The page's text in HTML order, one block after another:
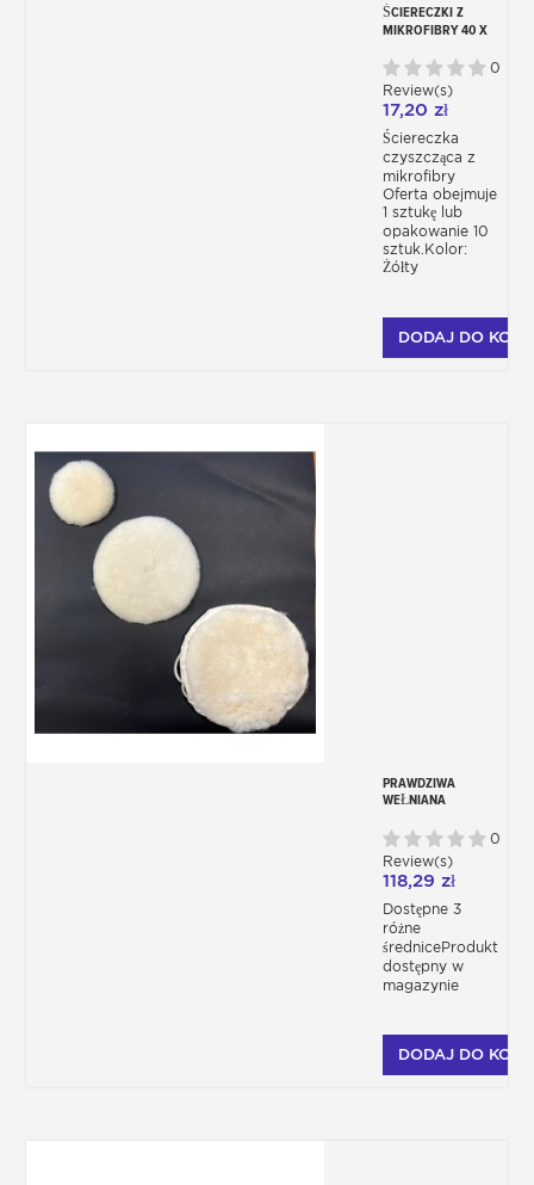
ŚCIERECZKI Z
MIKROFIBRY 40 X
0
Review(s)
17,20 zł
Ściereczka
czyszcząca z
mikrofibry
Oferta obejmuje
1 sztukę lub
opakowanie 10
sztuk.Kolor:
Żółty
DODAJ DO
PRAWDZIWA
WEŁNIANA
POLERSKA - 3
ŚREDNICE
0
Review(s)
118,29 zł
Dostępne 3
różne
średniceProdukt
dostępny w
magazynie
DODAJ DO